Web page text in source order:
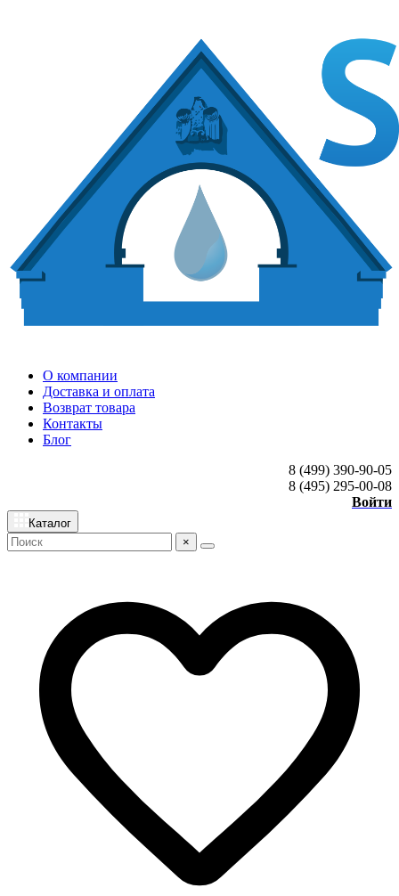
О компании
Доставка и оплата
Возврат товара
Контакты
Блог
8 (499) 390-90-05
8 (495) 295-00-08
Войти
Каталог
×